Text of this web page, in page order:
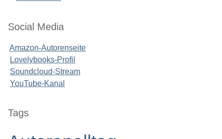
Social Media
Amazon-Autorenseite
Lovelybooks-Profil
Soundcloud-Stream
YouTube-Kanal
Seitenleiste
Tags